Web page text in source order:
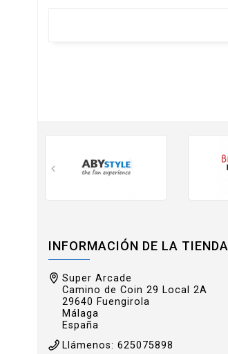
INFORMACIÓN DE LA TIENDA
Super Arcade
Camino de Coin 29 Local 2A
29640 Fuengirola
Málaga
España
Llámenos: 625075898